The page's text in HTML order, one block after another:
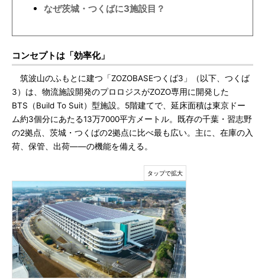
なぜ茨城・つくばに3施設目？
コンセプトは「効率化」
筑波山のふもとに建つ「ZOZOBASEつくば3」（以下、つくば
3）は、物流施設開発のプロロジスがZOZO専用に開発した
BTS（Build To Suit）型施設。5階建てで、延床面積は東京ドー
ム約3個分にあたる13万7000平方メートル。既存の千葉・習志野
の2拠点、茨城・つくばの2拠点に比べ最も広い。主に、在庫の入
荷、保管、出荷――の機能を備える。